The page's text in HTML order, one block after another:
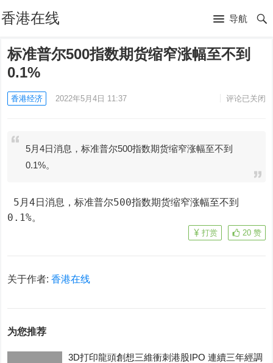
香港在线 导航
标准普尔500指数期货缩窄涨幅至不到
0.1%
香港经济 2022年5月4日 11:37 评论已关闭
5月4日消息，标准普尔500指数期货缩窄涨幅至不到
0.1%。
0.1%。
20 赞
打赏
关于作者:香港在线
为您推荐
3D打印龍頭創想三維衝刺港股IPO 連續三年經調